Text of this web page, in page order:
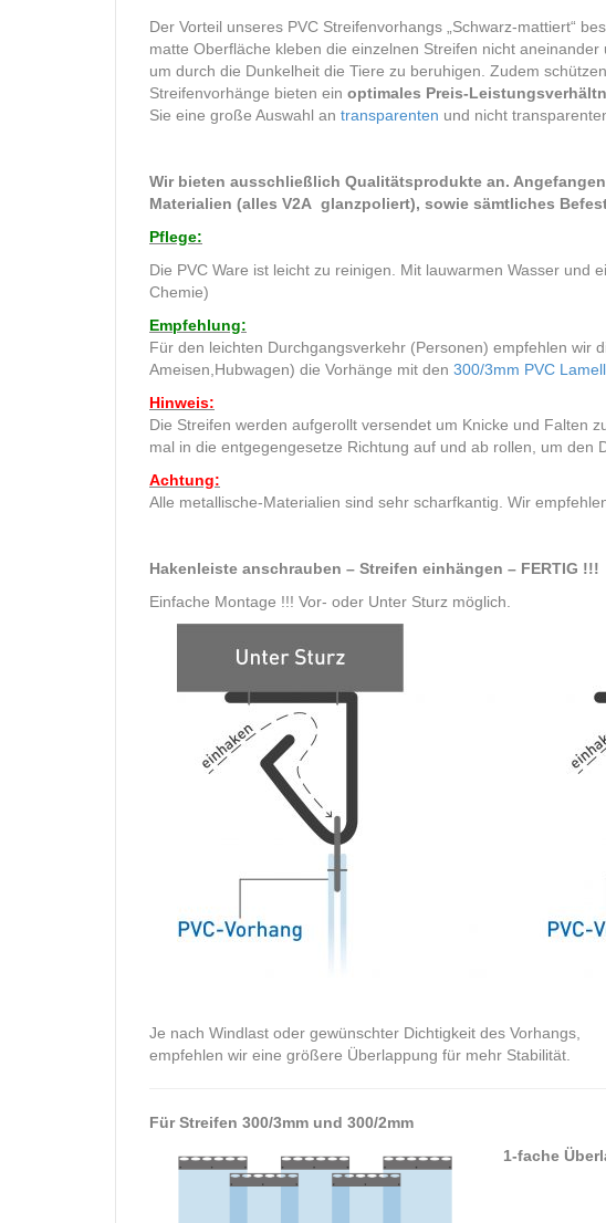
Der Vorteil unseres PVC Streifenvorhangs „Schwarz-mattiert“
matte Oberfläche kleben die einzelnen Streifen nicht
um durch die Dunkelheit die Tiere zu beruhigen. Zudem
Streifenvorhänge bieten ein optimales Preis-
Sie eine große Auswahl an transparenten und nicht
Wir bieten ausschließlich Qualitätsprodukte an.
Materialien (alles V2A glanzpoliert), sowie sämtliches
Pflege:
Die PVC Ware ist leicht zu reinigen. Mit lauwarmen Wasser
Chemie)
Empfehlung:
Für den leichten Durchgangsverkehr (Personen) empfehlen wir
Ameisen,Hubwagen) die Vorhänge mit den 300/3mm PVC
Hinweis:
Die Streifen werden aufgerollt versendet um Knicke und Falten
mal in die entgegengesetze Richtung auf und ab rollen, um den
Achtung:
Alle metallische-Materialien sind sehr scharfkantig. Wir
Hakenleiste anschrauben – Streifen einhängen – FERTIG !!!
Einfache Montage !!! Vor- oder Unter Sturz möglich.
Je nach Windlast oder gewünschter Dichtigkeit des Vorhangs,
empfehlen wir eine größere Überlappung für mehr Stabilität.
Für Streifen 300/3mm und 300/2mm
1-fache